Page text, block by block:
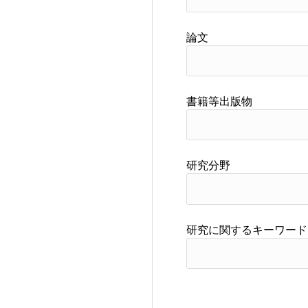
論文
書籍等出版物
研究分野
研究に関するキーワード